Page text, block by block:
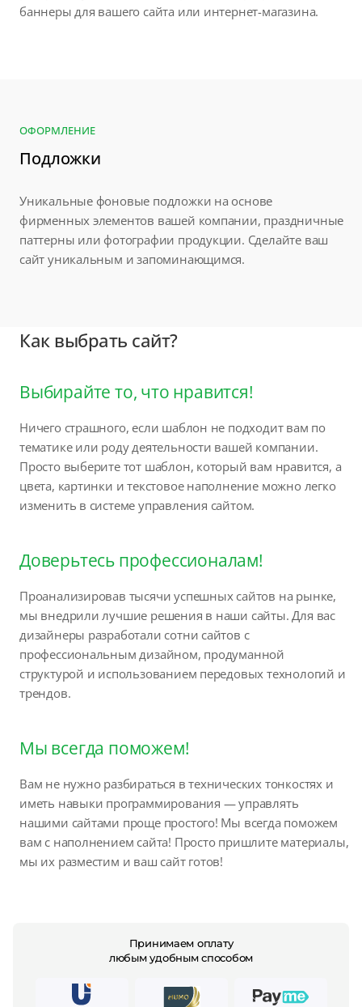
баннеры для вашего сайта или интернет-магазина.
ОФОРМЛЕНИЕ
Подложки
Уникальные фоновые подложки на основе
фирменных элементов вашей компании, праздничные
паттерны или фотографии продукции. Сделайте ваш
сайт уникальным и запоминающимся.
Как выбрать сайт?
Выбирайте то, что нравится!
Ничего страшного, если шаблон не подходит вам по
тематике или роду деятельности вашей компании.
Просто выберите тот шаблон, который вам нравится, а
цвета, картинки и текстовое наполнение можно легко
изменить в системе управления сайтом.
Доверьтесь профессионалам!
Проанализировав тысячи успешных сайтов на рынке,
мы внедрили лучшие решения в наши сайты. Для вас
дизайнеры разработали сотни сайтов с
профессиональным дизайном, продуманной
структурой и использованием передовых технологий и
трендов.
Мы всегда поможем!
Вам не нужно разбираться в технических тонкостях и
иметь навыки программирования — управлять
нашими сайтами проще простого! Мы всегда поможем
вам с наполнением сайта! Просто пришлите материалы,
мы их разместим и ваш сайт готов!
Принимаем оплату
любым удобным способом